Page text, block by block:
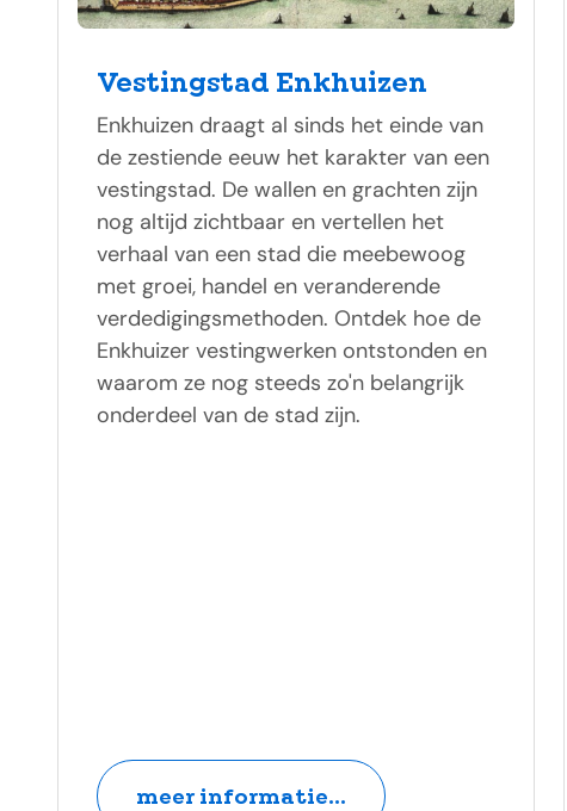
Vestingstad Enkhuizen
Enkhuizen draagt al sinds het einde van
de zestiende eeuw het karakter van een
vestingstad. De wallen en grachten zijn
nog altijd zichtbaar en vertellen het
verhaal van een stad die meebewoog
met groei, handel en veranderende
verdedigingsmethoden. Ontdek hoe de
Enkhuizer vestingwerken ontstonden en
waarom ze nog steeds zo'n belangrijk
onderdeel van de stad zijn.
meer informatie...